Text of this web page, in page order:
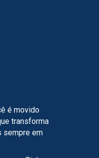
é movido
transforma
sempre em